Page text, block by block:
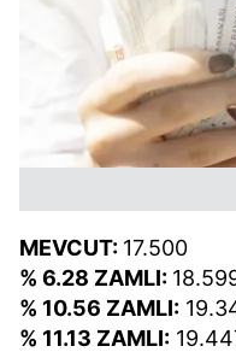
MEVCUT: 17.500
% 6.28 ZAMLI:
% 10.56 ZAMLI:
% 11.13 ZAMLI: